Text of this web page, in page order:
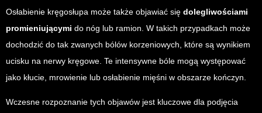
Osłabienie kręgosłupa może także objawiać się dolegliwościami
promieniującymi do nóg lub ramion. W takich przypadkach może
dochodzić do tak zwanych bólów korzeniowych, które są wynikiem
ucisku na nerwy kręgowe. Te intensywne bóle mogą występować
jako kłucie, mrowienie lub osłabienie mięśni w obszarze kończyn.
Wczesne rozpoznanie tych objawów jest kluczowe dla podjęcia